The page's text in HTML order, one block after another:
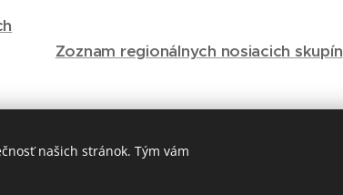
Zoznam regionálnych nosiacich skupín
našich stránok. Tým vám